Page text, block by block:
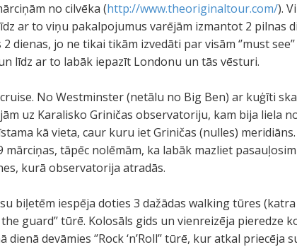
no cilvēka (http://www.theoriginaltour.com/).
ar to viņu pakalpojumus varējām izmantot 2 pilnas
dienas, jo ne tikai tikām izvedāti par visām ‘’must
līdz ar to labāk iepazīt Londonu un tās vēsturi.
No Westminster (netālu no Big Ben) ar kuģīti
uz Karalisko Griničas observatoriju, kam bija liela
kā vieta, caur kuru iet Griničas (nulles)
mārciņas, tāpēc nolēmām, ka labāk mazliet
kurā observatorija atradās.
biļetēm iespēja doties 3 dažādas walking tūres
guard’’ tūrē. Kolosāls gids un vienreizēja pieredze
devāmies ‘’Rock ‘n’Roll’’ tūrē, kur atkal priecēja